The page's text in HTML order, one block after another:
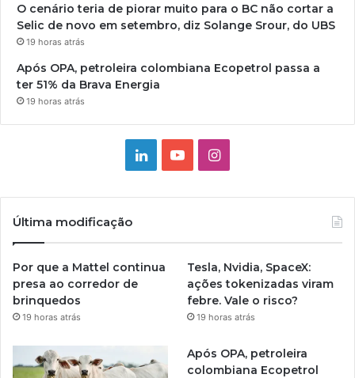
O cenário teria de piorar muito para o BC não cortar a
Selic de novo em setembro, diz Solange Srour, do UBS
19 horas atrás
Após OPA, petroleira colombiana Ecopetrol passa a
ter 51% da Brava Energia
19 horas atrás
LinkedinYouTubeInstagram
Última modificação
Por que a Mattel continua
presa ao corredor de
brinquedos
19 horas atrás
Tesla, Nvidia, SpaceX:
ações tokenizadas viram
febre. Vale o risco?
19 horas atrás
Após OPA, petroleira
colombiana Ecopetrol